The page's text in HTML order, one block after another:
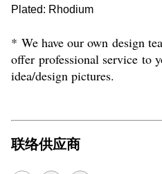
Plated: Rhodium
* We have our own design
offer professional service to
idea/design pictures.
联络供应商